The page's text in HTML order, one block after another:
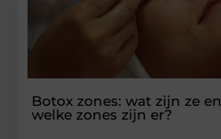
Botox zones: wat zijn ze en
welke zones zijn er?